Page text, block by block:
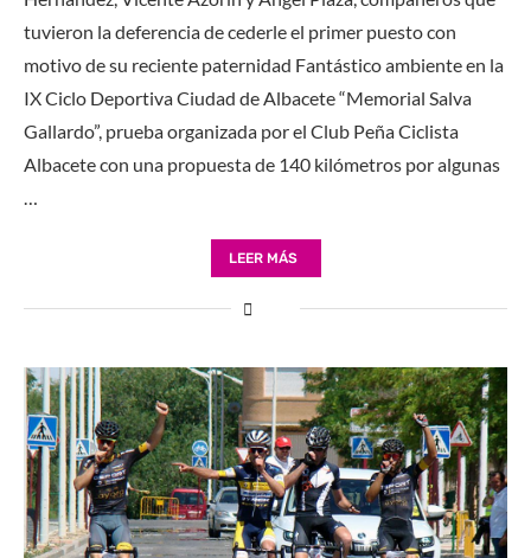
tuvieron la deferencia de cederle el primer puesto con
motivo de su reciente paternidad Fantástico ambiente en la
IX Ciclo Deportiva Ciudad de Albacete “Memorial Salva
Gallardo”, prueba organizada por el Club Peña Ciclista
Albacete con una propuesta de 140 kilómetros por algunas
…
LEER MÁS